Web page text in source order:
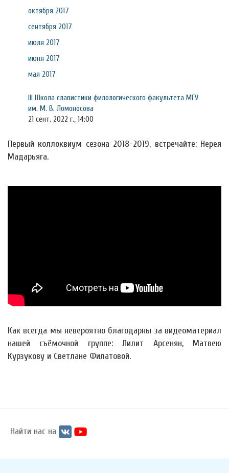
октября 2017
сентября 2017
июля 2017
июня 2017
мая 2017
III Школа славистики филологического факультета МГУ
им. М. В. Ломоносова
21 сент. 2022 г., 14:00
Первый коллоквиум сезона 2018-2019, встречайте: Нерея
Мадарьяга.
Как всегда мы невероятно благодарны за видеоматериал
нашей съёмочной группе: Лилит Арсенян, Матвею
Курзукову и Светлане Филатовой.
Найти нас на